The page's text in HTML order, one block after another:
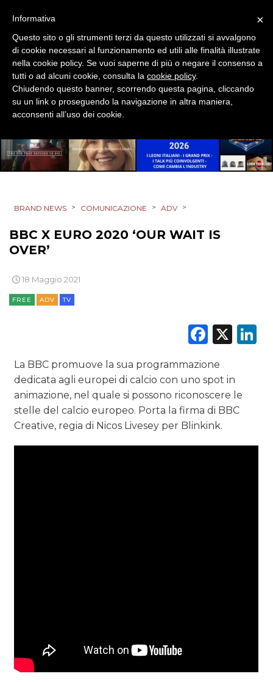
SPONSOR
DESIGN
EVENTI
MOBILE
CSR
STRATEGIE
DIGITALE
EDITORIA
ESTERNA
NORMATIVE
BRAND NEWS > COMUNICAZIONE > ADV >
BBC X EURO 2020 ‘OUR WAIT IS
OVER’
18 Maggio 2021
FREE ADV TV
X
La BBC promuove la sua programmazione
dedicata agli europei di calcio con uno spot in
animazione, nel quale si possono riconoscere le
stelle del calcio europeo. Porta la firma di BBC
Creative, regia di Nicos Livesey per Blinkink.
×
Informativa
Questo sito o gli strumenti terzi da questo utilizzati si avvalgono
di cookie necessari al funzionamento ed utili alle finalità illustrate
nella cookie policy. Se vuoi saperne di più o negare il consenso a
tutti o ad alcuni cookie, consulta la cookie policy.
Chiudendo questo banner, scorrendo questa pagina, cliccando
su un link o proseguendo la navigazione in altra maniera,
acconsenti all’uso dei cookie.